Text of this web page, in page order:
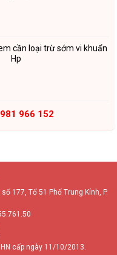
cần loại trừ sớm vi khuẩn
Hp
966 152
177, Tổ 51 Phố Trung Kính, P.
cấp ngày 11/10/2013.